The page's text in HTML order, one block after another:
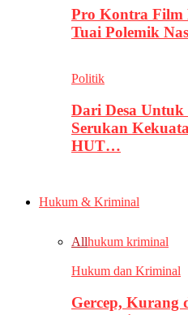
Pro Kontra Film
Tuai Polemik
Politik
Dari Desa
Serukan
HUT…
Hukum & Kriminal
Allhukum kriminal
Hukum dan Kriminal
Gercep, Kurang